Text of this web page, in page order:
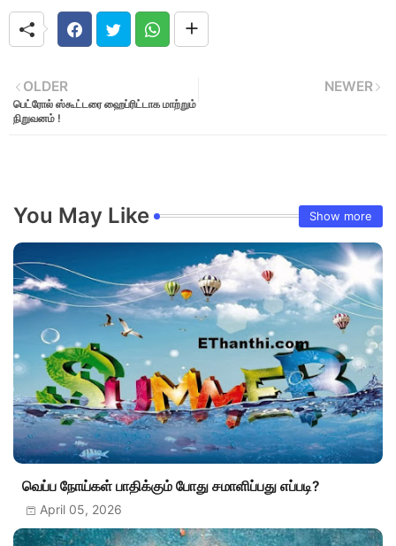
NEWER
OLDER
பெட்ரோல் ஸ்கூட்டரை ஹைப்ரிட்டாக மாற்றும்
நிறுவனம் !
You May Like Show more
வெப்ப நோய்கள் பாதிக்கும் போது சமாளிப்பது எப்படி?
April 05, 2026